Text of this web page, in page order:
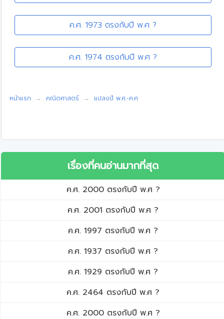
ค.ศ. 1973 ตรงกับปี พ.ศ ?
ค.ศ. 1974 ตรงกับปี พ.ศ ?
หน้าแรก คณิตศาสตร์ แปลงปี พ.ศ.-ค.ศ
เรื่องที่คนอ่านมากที่สุด
ค.ศ. 2000 ตรงกับปี พ.ศ ?
ค.ศ. 2001 ตรงกับปี พ.ศ ?
ค.ศ. 1997 ตรงกับปี พ.ศ ?
ค.ศ. 1937 ตรงกับปี พ.ศ ?
ค.ศ. 1929 ตรงกับปี พ.ศ ?
ค.ศ. 2464 ตรงกับปี พ.ศ ?
ค.ศ. 2000 ตรงกับปี พ.ศ ?